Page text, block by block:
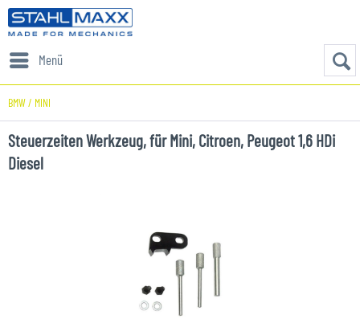
Menü
BMW / MINI
Steuerzeiten Werkzeug, für Mini, Citroen, Peugeot 1,6 HDi
Diesel